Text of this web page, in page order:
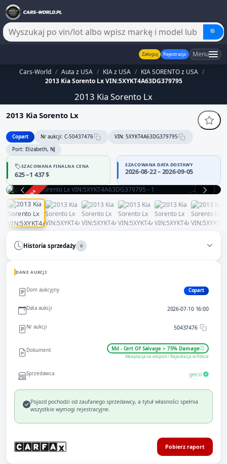
🔍
Zaloguj Rejestracja Menu
Cars-World / Auta z USA / KIA z USA / KIA SORENTO z USA /
2013 Kia Sorento Lx VIN:5XYKT4A63DG379795
2013 Kia Sorento Lx
2013 Kia Sorento Lx
Copart Nr aukcji: C-50437476
VIN: 5XYKT4A63DG379795
Port: Elizabeth, NJ
SZACOWANA FINALNA CENA
625 – 1 437 $
SZACOWANA DATA DOSTAWY
2026-08-22 – 2026-09-05
ZAKOŃCZONA
Historia sprzedaży 0
DANE AUKCJI
Dom aukcyjny Copart
Data aukcji 2026-07-10 16:00
Nr aukcji 50437476
Dokument Md - Cert Of Salvage > 75% Damage
Akceptacja na eksport / Rejestracja w Polsce
Sprzedawca geico
Pojazd pochodzi od zaufanego sprzedawcy, a tytuł własności spełnia
wszystkie wymogi rejestracyjne.
Pobierz raport